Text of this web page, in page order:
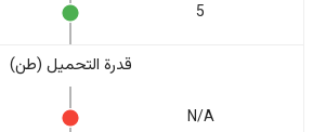
5
قدرة التحميل (طن)
N/A